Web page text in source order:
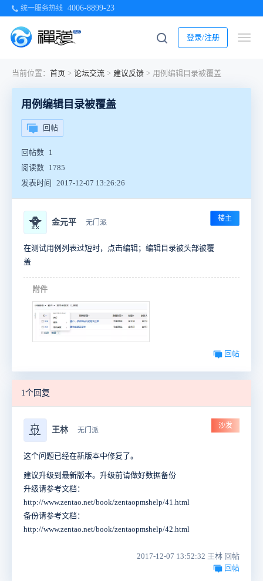
统一服务热线 4006-8899-23
登录/注册
当前位置： 首页 > 论坛交流 > 建议反馈 > 用例编辑目录被覆盖
用例编辑目录被覆盖
回帖
回帖数 1
阅读数 1785
发表时间
2017-12-07 13:26:26
🐥 金元平 无门派 楼主
在测试用例列表过短时，点击编辑；编辑目录被头部被覆
盖
附件
回帖
1个回复
🚢 王林 无门派
沙发
这个问题已经在新版本中修复了。
建议升级到最新版本。升级前请做好数据备份
升级请参考文档：
http://www.zentao.net/book/zentaopmshelp/41.html
备份请参考文档：
http://www.zentao.net/book/zentaopmshelp/42.html
2017-12-07 13:52:32 王林 回帖
回帖